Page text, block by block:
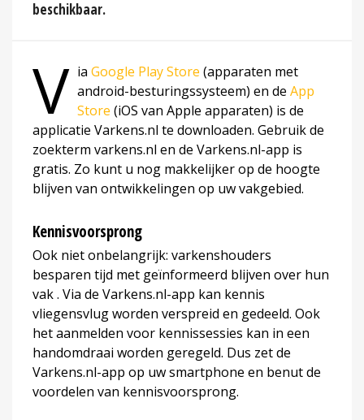
beschikbaar.
V ia Google Play Store (apparaten met
android-besturingssysteem) en de App
Store (iOS van Apple apparaten) is de
applicatie Varkens.nl te downloaden. Gebruik de
zoekterm varkens.nl en de Varkens.nl-app is
gratis. Zo kunt u nog makkelijker op de hoogte
blijven van ontwikkelingen op uw vakgebied.
Kennisvoorsprong
Ook niet onbelangrijk: varkenshouders
besparen tijd met geïnformeerd blijven over hun
vak . Via de Varkens.nl-app kan kennis
vliegensvlug worden verspreid en gedeeld. Ook
het aanmelden voor kennissessies kan in een
handomdraai worden geregeld. Dus zet de
Varkens.nl-app op uw smartphone en benut de
voordelen van kennisvoorsprong.